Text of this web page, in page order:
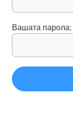
Вашата парола: